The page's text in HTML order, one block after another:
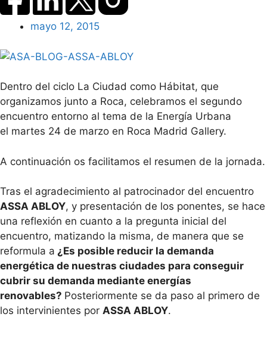
mayo 12, 2015
Dentro del ciclo La Ciudad como Hábitat, que
organizamos junto a Roca, celebramos el segundo
encuentro entorno al tema de la Energía Urbana
el martes 24 de marzo en Roca Madrid Gallery.
A continuación os facilitamos el resumen de la jornada.
Tras el agradecimiento al patrocinador del encuentro
ASSA ABLOY, y presentación de los ponentes, se hace
una reflexión en cuanto a la pregunta inicial del
encuentro, matizando la misma, de manera que se
reformula a ¿Es posible reducir la demanda
energética de nuestras ciudades para conseguir
cubrir su demanda mediante energías
renovables? Posteriormente se da paso al primero de
los intervinientes por ASSA ABLOY.